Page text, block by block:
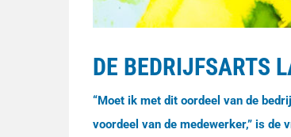
DE BEDRIJFSARTS
“Moet ik met dit oordeel van de
voordeel van de medewerker,” is de